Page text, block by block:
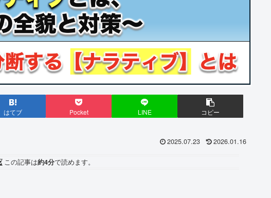
はてブ Pocket LINE コピー
2025.07.23 2026.01.16
この記事は約4分で読めます。